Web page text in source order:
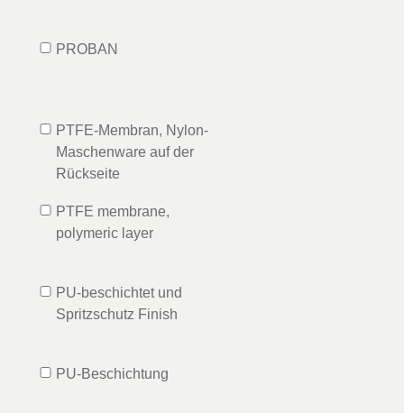
PROBAN
PTFE-Membran, Nylon-
Maschenware auf der
Rückseite
PTFE membrane,
polymeric layer
PU-beschichtet und
Spritzschutz Finish
PU-Beschichtung